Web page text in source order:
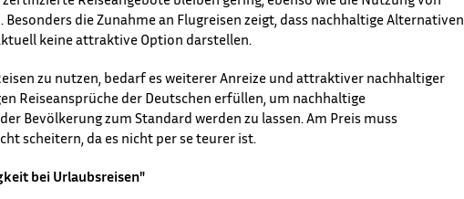
die Zunahme an Flugreisen zeigt, dass nachhaltige Alternativen
keine attraktive Option darstellen.
zu nutzen, bedarf es weiterer Anreize und attraktiver nachhaltiger
Reiseansprüche der Deutschen erfüllen, um nachhaltige
Bevölkerung zum Standard werden zu lassen. Am Preis muss
scheitern, da es nicht per se teurer ist.
bei Urlaubsreisen"